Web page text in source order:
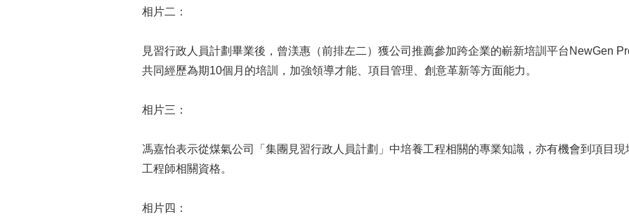
相片二：
見習行政人員計劃畢業後，曾渼惠（前排左二）獲公司推薦參加跨企業的嶄新培訓平台NewGen
共同經歷為期10個月的培訓，加強領導才能、項目管理、創意革新等方面能力。
相片三：
馮嘉怡表示從煤氣公司「集團見習行政人員計劃」中培養工程相關的專業知識，亦有機會到項目
工程師相關資格。
相片四：